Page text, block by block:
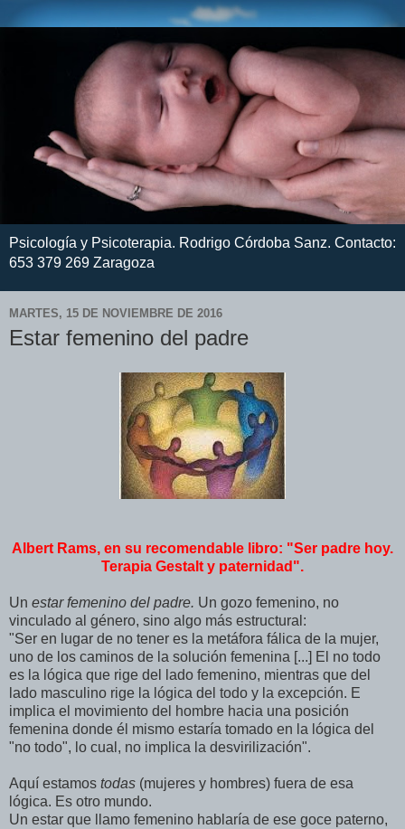
Psicología y Psicoterapia. Rodrigo Córdoba Sanz. Contacto:
653 379 269 Zaragoza
MARTES, 15 DE NOVIEMBRE DE 2016
Estar femenino del padre
Albert Rams, en su recomendable libro: "Ser padre hoy.
Terapia Gestalt y paternidad".
Un estar femenino del padre. Un gozo femenino, no
vinculado al género, sino algo más estructural:
"Ser en lugar de no tener es la metáfora fálica de la mujer,
uno de los caminos de la solución femenina [...] El no todo
es la lógica que rige del lado femenino, mientras que del
lado masculino rige la lógica del todo y la excepción. E
implica el movimiento del hombre hacia una posición
femenina donde él mismo estaría tomado en la lógica del
"no todo", lo cual, no implica la desvirilización".
Aquí estamos todas (mujeres y hombres) fuera de esa
lógica. Es otro mundo.
Un estar que llamo femenino hablaría de ese goce paterno,